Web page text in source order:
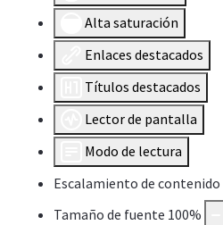
Alta saturación
Enlaces destacados
Títulos destacados
Lector de pantalla
Modo de lectura
Escalamiento de contenido
Tamaño de fuente 100%